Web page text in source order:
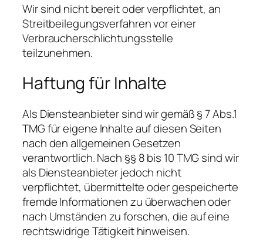
Wir sind nicht bereit oder verpflichtet, an
Streitbeilegungsverfahren vor einer
Verbraucherschlichtungsstelle
teilzunehmen.
Haftung für Inhalte
Als Diensteanbieter sind wir gemäß § 7 Abs.1
TMG für eigene Inhalte auf diesen Seiten
nach den allgemeinen Gesetzen
verantwortlich. Nach §§ 8 bis 10 TMG sind wir
als Diensteanbieter jedoch nicht
verpflichtet, übermittelte oder gespeicherte
fremde Informationen zu überwachen oder
nach Umständen zu forschen, die auf eine
rechtswidrige Tätigkeit hinweisen.